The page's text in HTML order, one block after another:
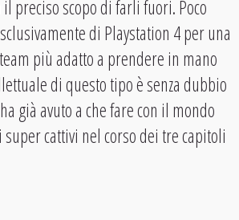
preciso scopo di farli fuori. Poco
di Playstation 4 per una
più adatto a prendere in mano
di questo tipo è senza dubbio
già avuto a che fare con il mondo
cattivi nel corso dei tre capitoli